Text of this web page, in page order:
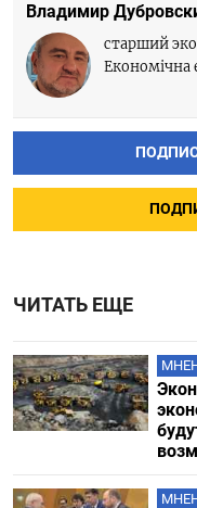
Владимир
старший
Економічна
ЧИТАТЬ ЕЩЕ